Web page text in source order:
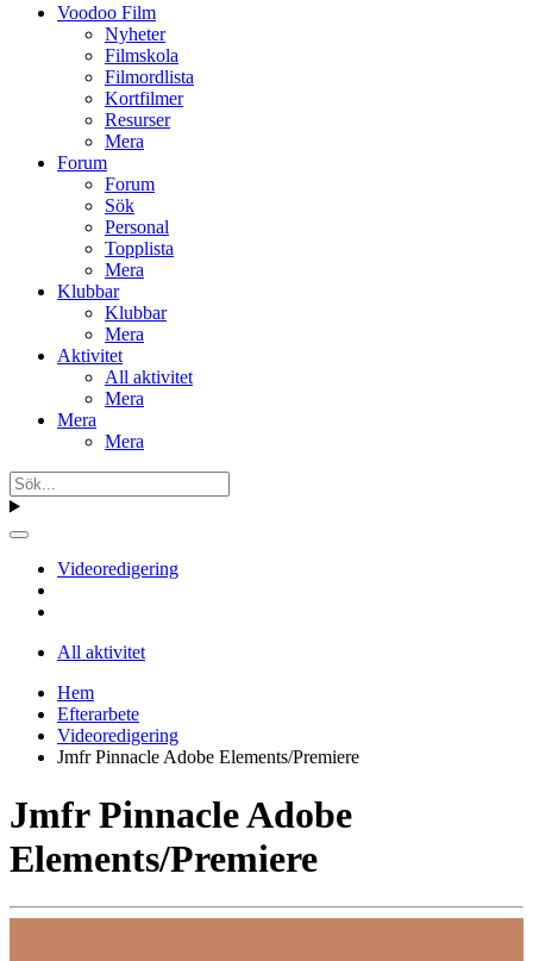
Voodoo Film
Nyheter
Filmskola
Filmordlista
Kortfilmer
Resurser
Mera
Forum
Forum
Sök
Personal
Topplista
Mera
Klubbar
Klubbar
Mera
Aktivitet
All aktivitet
Mera
Mera
Mera
Videoredigering
All aktivitet
Hem
Efterarbete
Videoredigering
Jmfr Pinnacle Adobe Elements/Premiere
Jmfr Pinnacle Adobe
Elements/Premiere